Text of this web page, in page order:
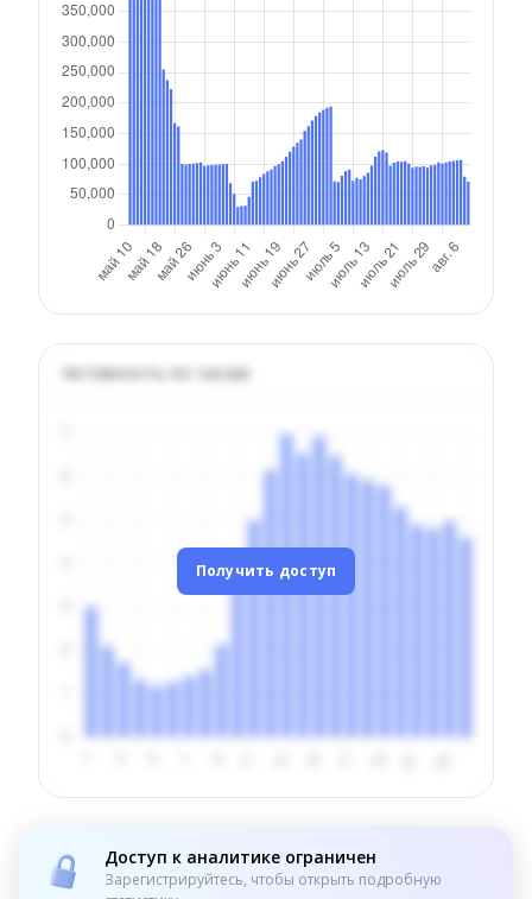
Активность по часам
Получить доступ
Доступ к аналитике ограничен
Зарегистрируйтесь, чтобы открыть подробную